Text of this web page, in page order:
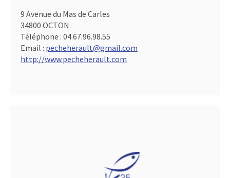
9 Avenue du Mas de Carles
34800 OCTON
Téléphone : 04.67.96.98.55
Email : pecheherault@gmail.com
http://www.pecheherault.com